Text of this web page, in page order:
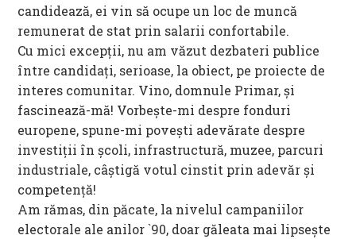
candidează, ei vin să ocupe un loc de muncă
remunerat de stat prin salarii confortabile.
Cu mici excepții, nu am văzut dezbateri publice
între candidați, serioase, la obiect, pe proiecte de
interes comunitar. Vino, domnule Primar, și
fascinează-mă! Vorbește-mi despre fonduri
europene, spune-mi povești adevărate despre
investiții în școli, infrastructură, muzee, parcuri
industriale, câștigă votul cinstit prin adevăr și
competență!
Am rămas, din păcate, la nivelul campaniilor
electorale ale anilor `90, doar găleata mai lipsește